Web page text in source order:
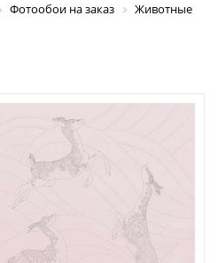
Фотообои на заказ
Животные